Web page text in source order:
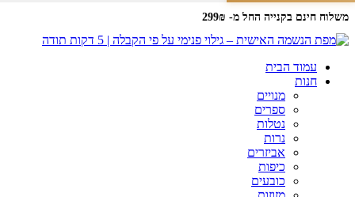
משלוח חינם בקנייה החל מ- 299₪
עמוד הבית
חנות
מנויים
ספרים
נטלות
נרות
אביזרים
כיפות
כובעים